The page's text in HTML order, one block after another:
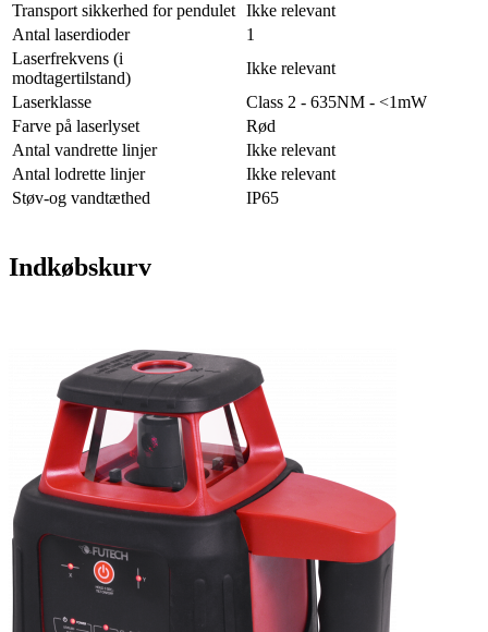
Transport sikkerhed for pendulet Ikke relevant
Antal laserdioder
1
Laserfrekvens (i
modtagertilstand)
Ikke relevant
Laserklasse
Class 2 - 635NM - <1mW
Farve på laserlyset
Rød
Antal vandrette linjer
Ikke relevant
Antal lodrette linjer
Ikke relevant
Støv-og vandtæthed
IP65
Indkøbskurv